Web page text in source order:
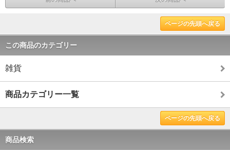
ページの先頭へ戻る
この商品のカテゴリー
雑貨
商品カテゴリー一覧
ページの先頭へ戻る
商品検索